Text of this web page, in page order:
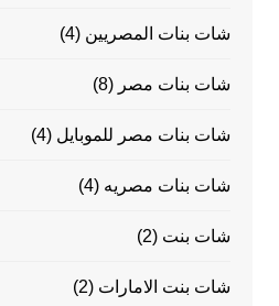
شات بنات المصريين (4)
شات بنات مصر (8)
شات بنات مصر للموبايل (4)
شات بنات مصريه (4)
شات بنت (2)
شات بنت الامارات (2)